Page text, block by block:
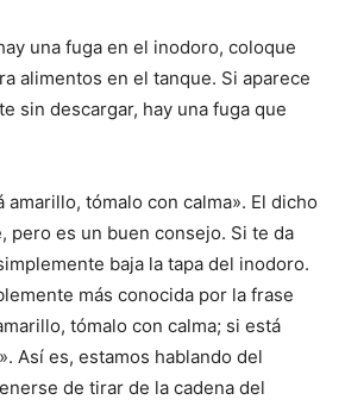
una fuga en el inodoro, coloque
alimentos en el tanque. Si aparece
sin descargar, hay una fuga que
amarillo, tómalo con calma». El dicho
pero es un buen consejo. Si te da
baja la tapa del inodoro.
más conocida por la frase
tómalo con calma; si está
Así es, estamos hablando del
de tirar de la cadena del